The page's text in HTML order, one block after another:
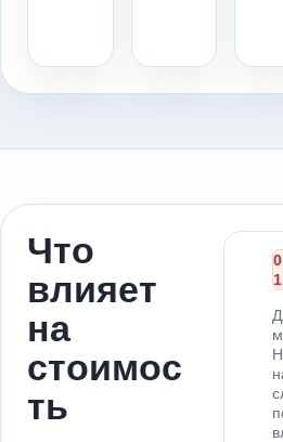
Что
влияет
на
стоимос
ть
0
1